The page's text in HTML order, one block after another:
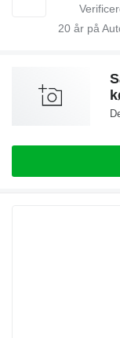
20 år på